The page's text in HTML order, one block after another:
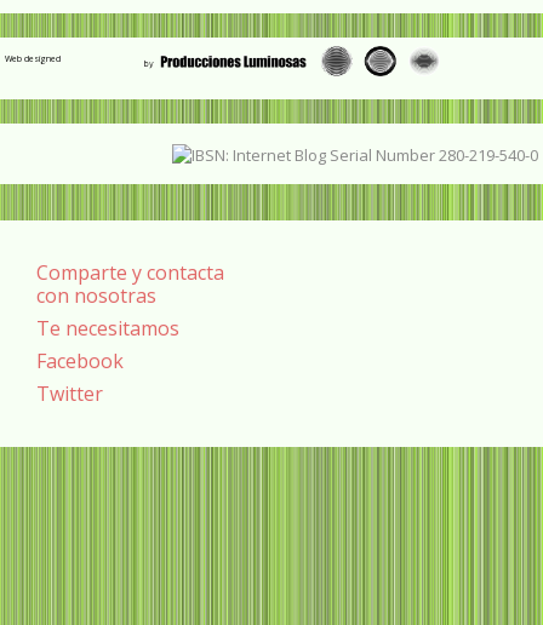
Web designed
Comparte y contacta
con nosotras
Te necesitamos
Facebook
Twitter